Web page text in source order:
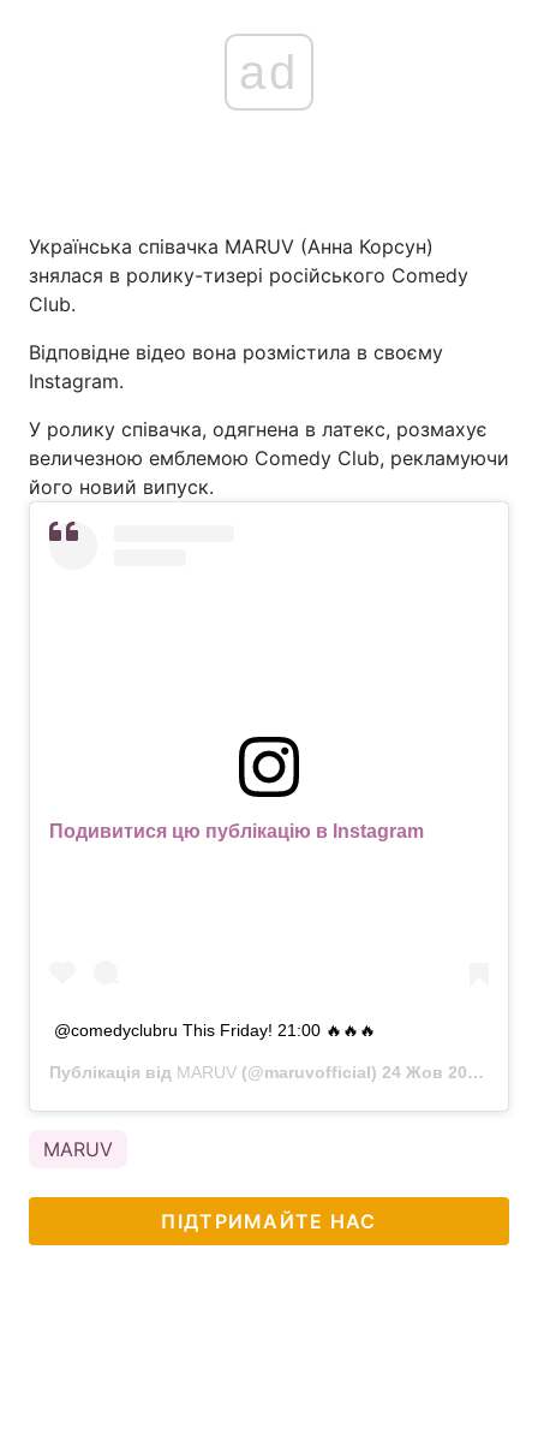
ad
Українська співачка MARUV (Анна Корсун)
знялася в ролику-тизері російського Comedy
Сlub.
Відповідне відео вона розмістила в своєму
Instagram.
У ролику співачка, одягнена в латекс, розмахує
величезною емблемою Comedy Сlub, рекламуючи
його новий випуск.
Подивитися цю публікацію в Instagram
@comedyclubru This Friday! 21:00 🔥🔥🔥
Публікація від MARUV (@maruvofficial) 24 Жов 2019 о 9:25 PDT
MARUV
ПІДТРИМАЙТЕ НАС